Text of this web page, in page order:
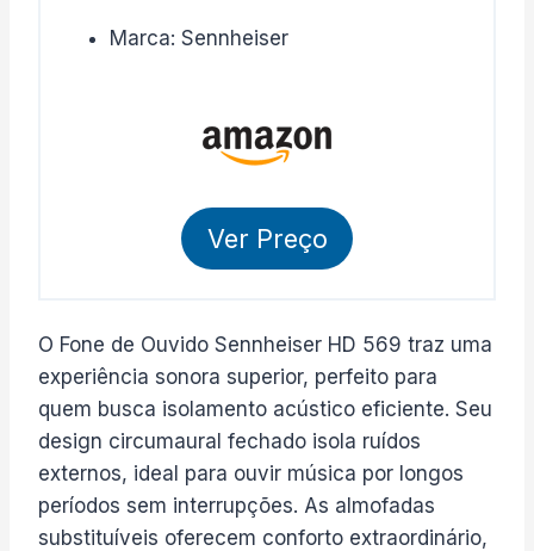
Marca: Sennheiser
Ver Preço
O Fone de Ouvido Sennheiser HD 569 traz uma
experiência sonora superior, perfeito para
quem busca isolamento acústico eficiente. Seu
design circumaural fechado isola ruídos
externos, ideal para ouvir música por longos
períodos sem interrupções. As almofadas
substituíveis oferecem conforto extraordinário,